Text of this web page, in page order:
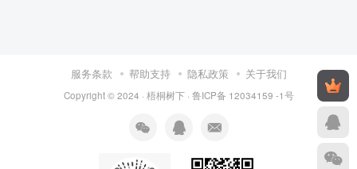
服务条款 帮助支持 隐私政策 关于我们
Copyright © 2024 · 梧桐树下· 鲁ICP备 12034159 -1号